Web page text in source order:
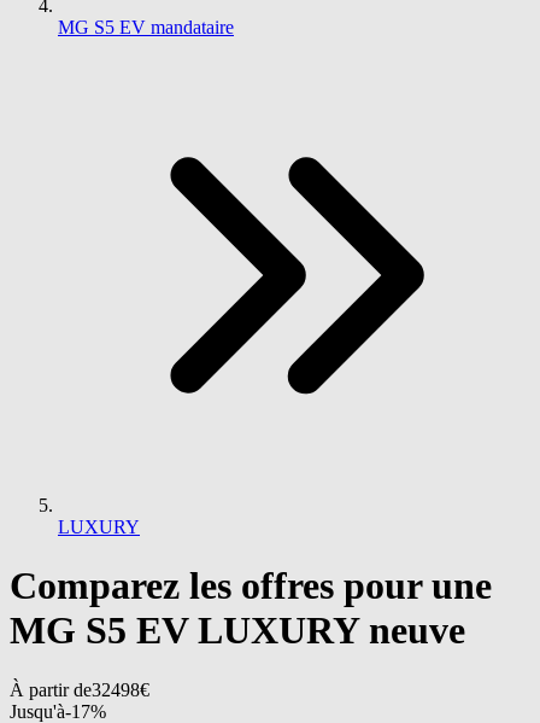
MG S5 EV mandataire
LUXURY
Comparez les offres pour une
MG S5 EV LUXURY neuve
À partir de32498€
Jusqu'à-17%